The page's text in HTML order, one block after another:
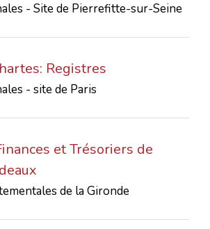
- Site de Pierrefitte-sur-Seine
Registres
- site de Paris
et Trésoriers de
de la Gironde